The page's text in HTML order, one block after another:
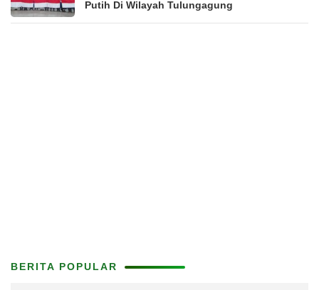
Putih Di Wilayah Tulungagung
BERITA POPULAR